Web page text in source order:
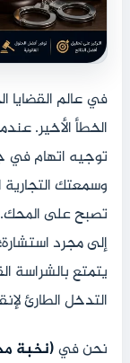
في عالم القضايا
الخطأ الأخير.
توجيه اتهام في
وسمعتك
تصبح على المحك.
إلى مجرد
يتمتع بالشراسة
التدخل الطارئ
نحن في(نخبة